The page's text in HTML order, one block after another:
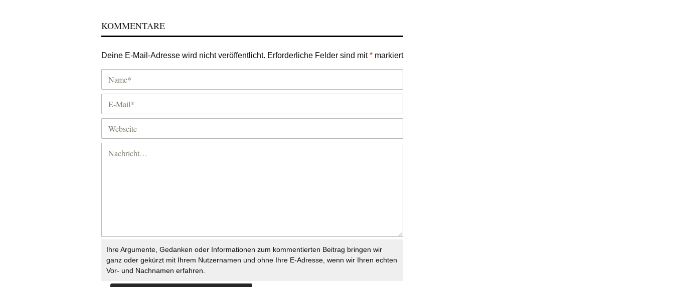
KOMMENTARE
Deine E-Mail-Adresse wird nicht veröffentlicht. Erforderliche Felder sind mit* markiert
Ihre Argumente, Gedanken oder Informationen zum kommentierten Beitrag bringen wir
ganz oder gekürzt mit Ihrem Nutzernamen und ohne Ihre E-Adresse, wenn wir Ihren echten
Vor- und Nachnamen erfahren.